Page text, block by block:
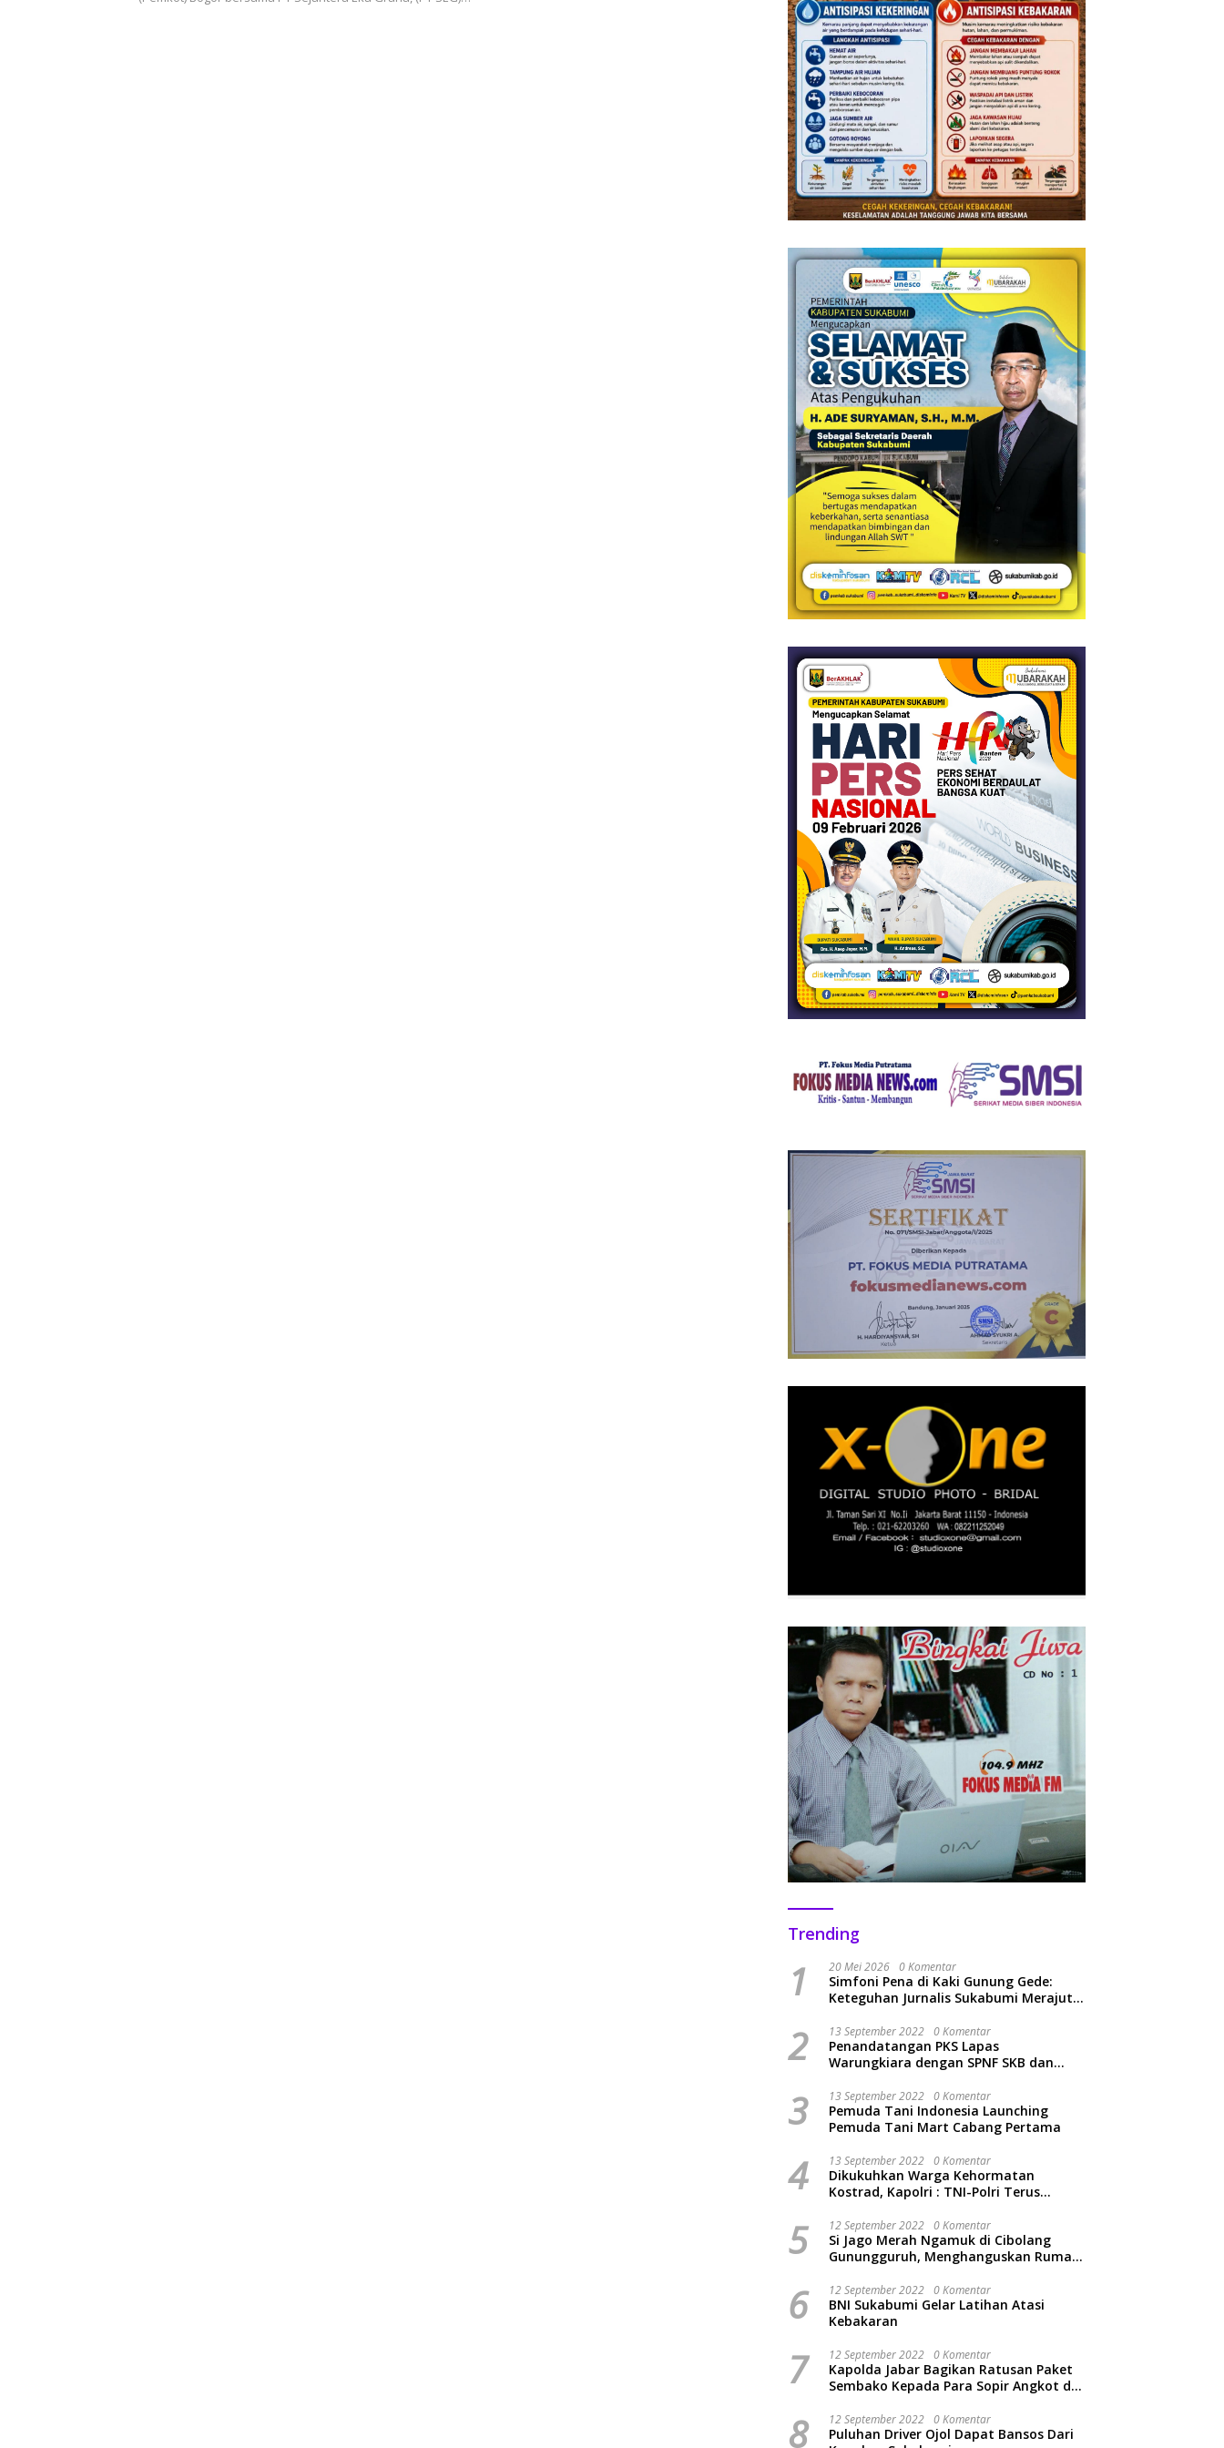
Trending
1 20 Mei 2026 0 Komentar
Simfoni Pena di Kaki Gunung Gede:
Keteguhan Jurnalis Sukabumi Merajut
2 13 September 2022 0 Komentar
Penandatangan PKS Lapas
Warungkiara dengan SPNF SKB dan
3 13 September 2022 0 Komentar
Pemuda Tani Indonesia Launching
Pemuda Tani Mart Cabang Pertama
4 13 September 2022 0 Komentar
Dikukuhkan Warga Kehormatan
Kostrad, Kapolri : TNI-Polri Terus
Rakyat Indonesia
5 12 September 2022 0 Komentar
Si Jago Merah Ngamuk di Cibolang
Gunungguruh, Menghanguskan Rumah
6 12 September 2022 0 Komentar
BNI Sukabumi Gelar Latihan Atasi
Kebakaran
7 12 September 2022 0 Komentar
Kapolda Jabar Bagikan Ratusan Paket
Sembako Kepada Para Sopir Angkot di
8 12 September 2022 0 Komentar
Puluhan Driver Ojol Dapat Bansos Dari